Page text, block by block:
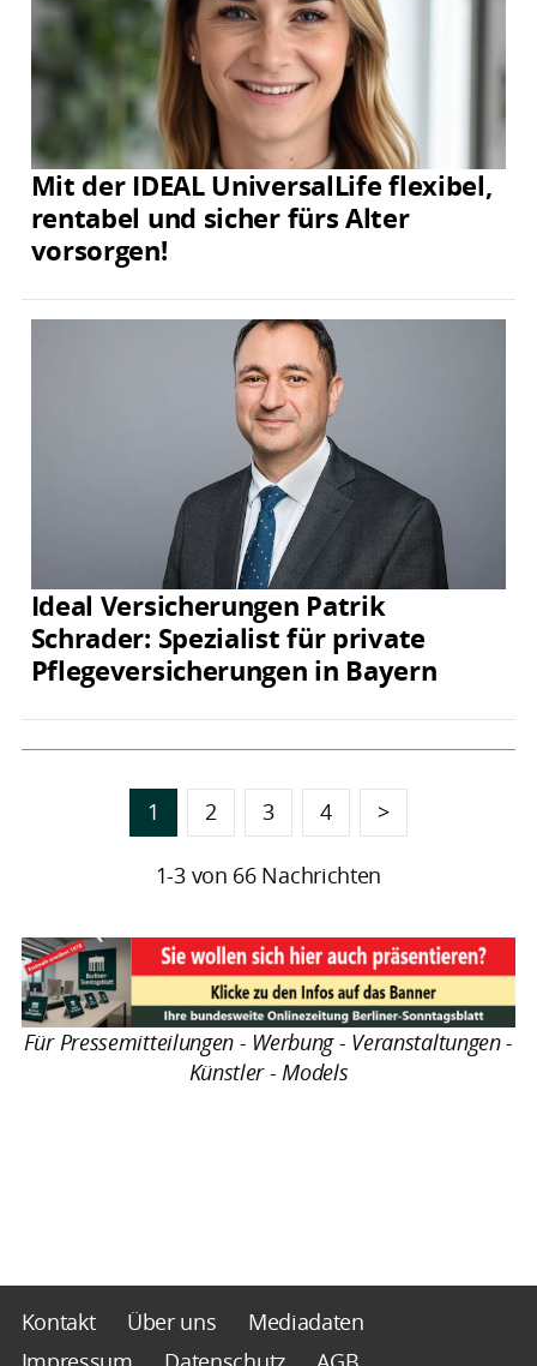
Mit der IDEAL UniversalLife flexibel,
rentabel und sicher fürs Alter
vorsorgen!
Ideal Versicherungen Patrik
Schrader: Spezialist für private
Pflegeversicherungen in Bayern
1 2 3 4 >
1-3 von 66 Nachrichten
Für Pressemitteilungen - Werbung - Veranstaltungen -
Künstler - Models
Kontakt Über uns
Mediadaten